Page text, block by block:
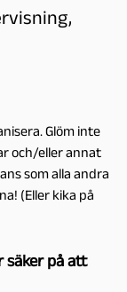
Glöm inte
och/eller annat
som alla andra
(Eller kika på
säker på att